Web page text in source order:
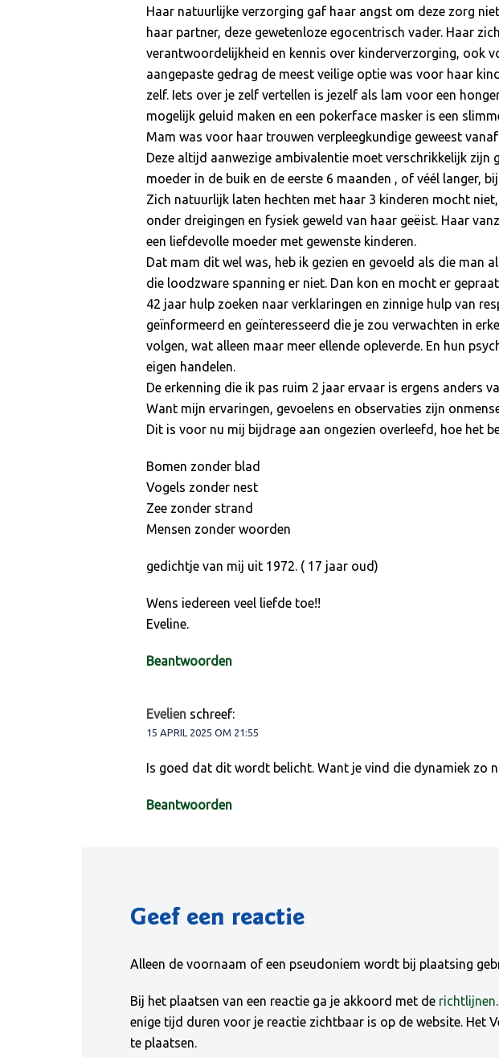
Haar natuurlijke verzorging gaf haar angst om deze zorg
haar partner, deze gewetenloze egocentrisch vader. Haar
verantwoordelijkheid en kennis over kinderverzorging, ook
aangepaste gedrag de meest veilige optie was voor haar
zelf. Iets over je zelf vertellen is jezelf als lam voor een
mogelijk geluid maken en een pokerface masker is een
Mam was voor haar trouwen verpleegkundige geweest
Deze altijd aanwezige ambivalentie moet verschrikkelijk
moeder in de buik en de eerste 6 maanden , of véél langer,
Zich natuurlijk laten hechten met haar 3 kinderen mocht
onder dreigingen en fysiek geweld van haar geëist. Haar
een liefdevolle moeder met gewenste kinderen.
Dat mam dit wel was, heb ik gezien en gevoeld als die man
die loodzware spanning er niet. Dan kon en mocht er
42 jaar hulp zoeken naar verklaringen en zinnige hulp van
geïnformeerd en geïnteresseerd die je zou verwachten in
volgen, wat alleen maar meer ellende opleverde. En hun
eigen handelen.
De erkenning die ik pas ruim 2 jaar ervaar is ergens anders
Want mijn ervaringen, gevoelens en observaties zijn
Dit is voor nu mij bijdrage aan ongezien overleefd, hoe het
Bomen zonder blad
Vogels zonder nest
Zee zonder strand
Mensen zonder woorden
gedichtje van mij uit 1972. ( 17 jaar oud)
Wens iedereen veel liefde toe!!
Eveline.
Beantwoorden
Evelien schreef:
15 APRIL 2025 OM 21:55
Is goed dat dit wordt belicht. Want je vind die dynamiek zo
Beantwoorden
Geef een reactie
Alleen de voornaam of een pseudoniem wordt bij plaatsing
Bij het plaatsen van een reactie ga je akkoord met de richtlijnen
enige tijd duren voor je reactie zichtbaar is op de website. Het
te plaatsen.